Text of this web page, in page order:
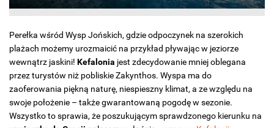
Perełka wśród Wysp Jońskich, gdzie odpoczynek na szerokich
plażach możemy urozmaicić na przykład pływając w jeziorze
wewnątrz jaskini! Kefalonia jest zdecydowanie mniej oblegana
przez turystów niż pobliskie Zakynthos. Wyspa ma do
zaoferowania piękną naturę, niespieszny klimat, a ze względu na
swoje położenie – także gwarantowaną pogodę w sezonie.
Wszystko to sprawia, że poszukującym sprawdzonego kierunku na